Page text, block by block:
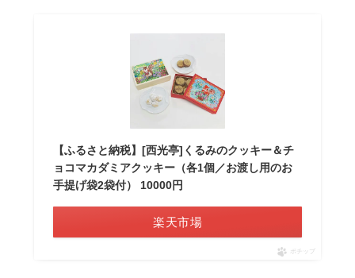
【ふるさと納税】[西光亭]くるみのクッキー＆チ
ョコマカダミアクッキー（各1個／お渡し用のお
手提げ袋2袋付） 10000円
楽天市場
ポチップ